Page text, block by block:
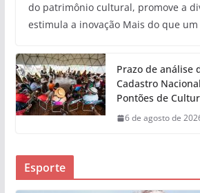
do patrimônio cultural, promove a
estimula a inovação Mais do que um
Prazo de análise
Cadastro
Pontões de
6 de agosto de
Esporte